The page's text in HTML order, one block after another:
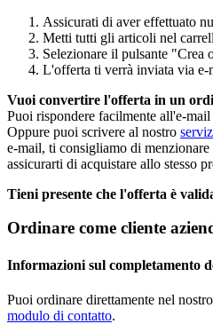
Assicurati di aver effettuato
Metti tutti gli articoli nel
Selezionare il pulsante "Crea
L'offerta ti verrà inviata via e-
Vuoi convertire l'offerta in un
Puoi rispondere facilmente all'e-
Oppure puoi scrivere al nostro
e-mail, ti consigliamo di
assicurarti di acquistare allo stesso
Tieni presente che l'offerta è
Ordinare come cliente
Informazioni sul completamento
Puoi ordinare direttamente nel
modulo di contatto.